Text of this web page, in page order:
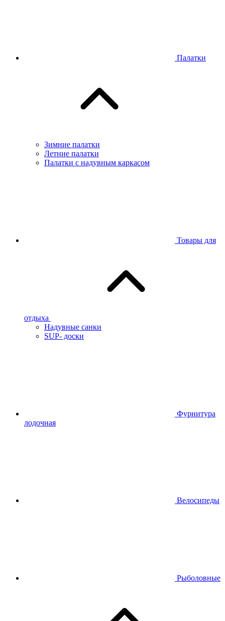
Палатки
Зимние палатки
Летние палатки
Палатки с надувным каркасом
Товары для
отдыха
Надувные санки
SUP- доски
Фурнитура
лодочная
Велосипеды
Рыболовные